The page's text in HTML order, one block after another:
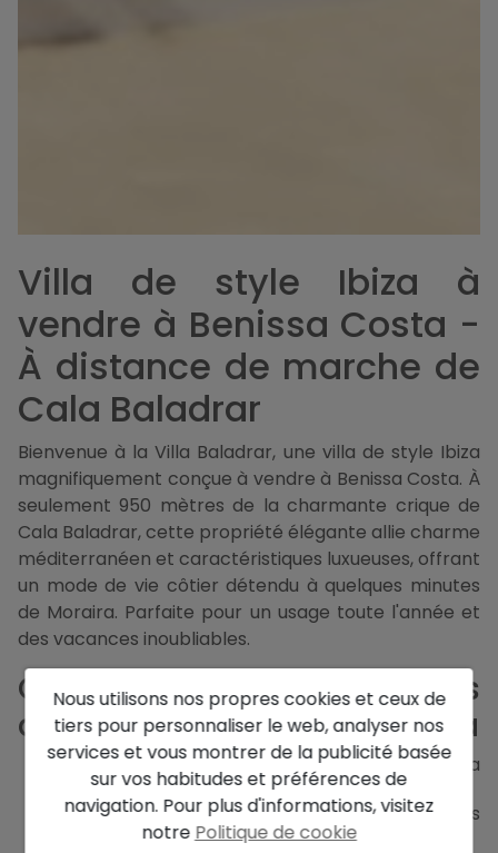
Villa de style Ibiza à
vendre à Benissa Costa -
À distance de marche de
Cala Baladrar
Bienvenue à la Villa Baladrar, une villa de style Ibiza
magnifiquement conçue à vendre à Benissa Costa. À
seulement 950 mètres de la charmante crique de
Cala Baladrar, cette propriété élégante allie charme
méditerranéen et caractéristiques luxueuses, offrant
un mode de vie côtier détendu à quelques minutes
de Moraira. Parfaite pour un usage toute l'année et
des vacances inoubliables.
Caractéristiques principales
de cette villa à Benissa Costa
Située dans un quartier tranquille de Benissa
Costa, près de Cala Baladrar
Construite dans un style Ibiza distinctif avec des
matériaux de haute qualité
Nous utilisons nos propres cookies et ceux de
tiers pour personnaliser le web, analyser nos
services et vous montrer de la publicité basée
sur vos habitudes et préférences de
navigation. Pour plus d'informations, visitez
notre Politique de cookie